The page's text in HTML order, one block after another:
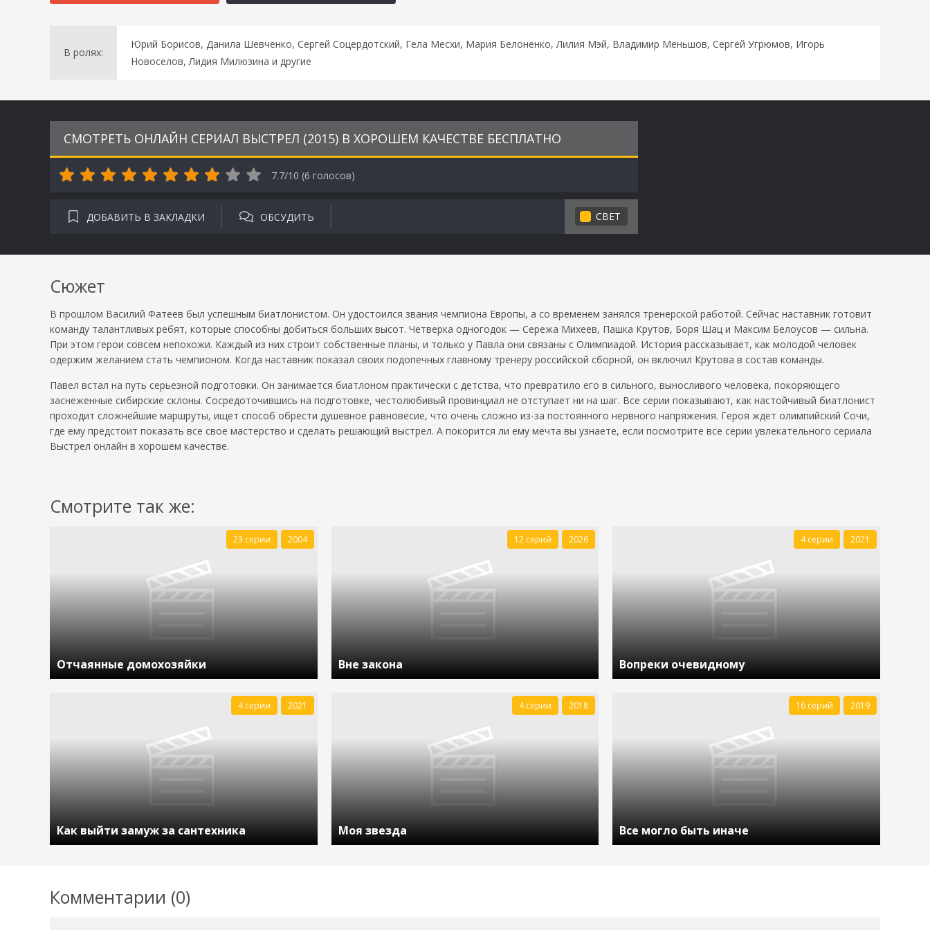
В ролях:
Юрий Борисов, Данила Шевченко, Сергей Соцердотский, Гела Месхи, Мария Белоненко, Лилия Мэй, Владимир Меньшов, Сергей Угрюмов, Игорь
Новоселов, Лидия Милюзина и другие
СМОТРЕТЬ ОНЛАЙН СЕРИАЛ ВЫСТРЕЛ (2015) В ХОРОШЕМ КАЧЕСТВЕ БЕСПЛАТНО
7.7/10 (6 голосов)
ДОБАВИТЬ В ЗАКЛАДКИ ОБСУДИТЬ СВЕТ
Сюжет
В прошлом Василий Фатеев был успешным биатлонистом. Он удостоился звания чемпиона Европы, а со временем занялся тренерской работой. Сейчас наставник готовит
команду талантливых ребят, которые способны добиться больших высот. Четверка одногодок — Сережа Михеев, Пашка Крутов, Боря Шац и Максим Белоусов — сильна.
При этом герои совсем непохожи. Каждый из них строит собственные планы, и только у Павла они связаны с Олимпиадой. История рассказывает, как молодой человек
одержим желанием стать чемпионом. Когда наставник показал своих подопечных главному тренеру российской сборной, он включил Крутова в состав команды.
Павел встал на путь серьезной подготовки. Он занимается биатлоном практически с детства, что превратило его в сильного, выносливого человека, покоряющего
заснеженные сибирские склоны. Сосредоточившись на подготовке, честолюбивый провинциал не отступает ни на шаг. Все серии показывают, как настойчивый биатлонист
проходит сложнейшие маршруты, ищет способ обрести душевное равновесие, что очень сложно из-за постоянного нервного напряжения. Героя ждет олимпийский Сочи,
где ему предстоит показать все свое мастерство и сделать решающий выстрел. А покорится ли ему мечта вы узнаете, если посмотрите все серии увлекательного сериала
Выстрел онлайн в хорошем качестве.
Смотрите так же:
Отчаянные домохозяйки
23 серии 2004
Вне закона
12 серий 2026
Вопреки очевидному
4 серии 2021
Как выйти замуж за сантехника
4 серии 2021
Моя звезда
4 серии 2018
Все могло быть иначе
16 серий 2019
Комментарии (0)